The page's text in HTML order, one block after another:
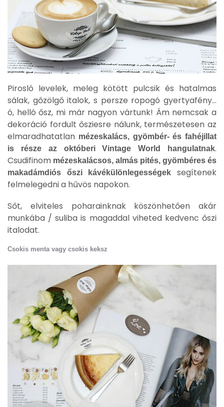
Pirosló levelek, meleg kötött pulcsik és hatalmas
sálak, gőzölgő italok, s persze ropogó gyertyafény…
ó, helló ősz, mi már nagyon vártunk! Ám nemcsak a
dekoráció fordult ősziesre nálunk, természetesen az
elmaradhatatlan mézeskalács, gyömbér- és fahéjillat
is része az októberi Vintage World hangulatnak.
Csudifinom mézeskalácsos, almás pités, gyömbéres és
makadámdiós őszi kávékülönlegességek
segítenek
felmelegedni a hűvös napokon.
Sőt, elviteles poharainknak köszönhetően akár
munkába / suliba is magaddal viheted kedvenc őszi
italodat.
Csokis menta vagy csokis keksz